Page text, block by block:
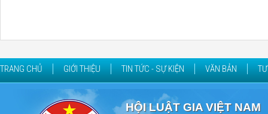
TRANG CHỦ GIỚI THIỆU TIN TỨC - SỰ KIỆN VĂN BẢN
HỘI LUẬT GIA VIỆT NAM